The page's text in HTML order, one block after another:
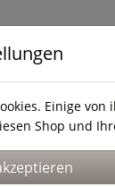
Hier
Einige
Shop und